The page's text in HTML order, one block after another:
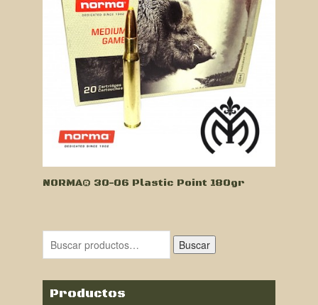
NORMA® 30-06 Plastic Point 180gr
Buscar
Productos